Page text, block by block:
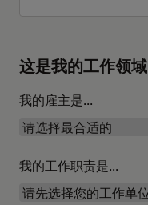
这是我的工作领域
我的雇主是...
我的工作职责是...